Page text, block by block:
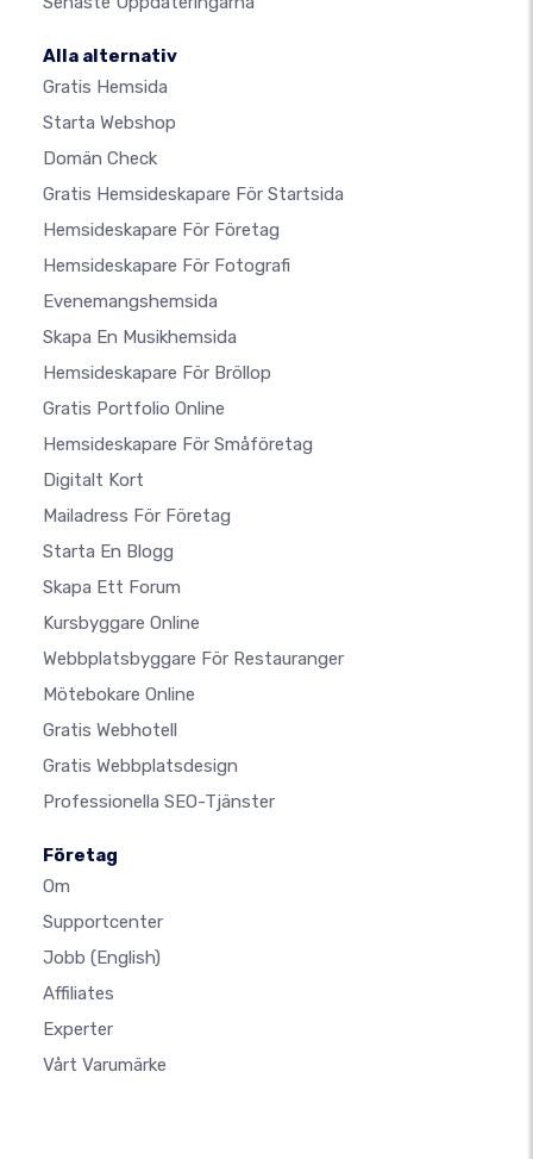
Alla alternativ
Gratis Hemsida
Starta Webshop
Domän Check
Gratis Hemsideskapare För Startsida
Hemsideskapare För Företag
Hemsideskapare För Fotografi
Evenemangshemsida
Skapa En Musikhemsida
Hemsideskapare För Bröllop
Gratis Portfolio Online
Hemsideskapare För Småföretag
Digitalt Kort
Mailadress För Företag
Starta En Blogg
Skapa Ett Forum
Kursbyggare Online
Webbplatsbyggare För Restauranger
Mötebokare Online
Gratis Webhotell
Gratis Webbplatsdesign
Professionella SEO-Tjänster
Företag
Om
Supportcenter
Jobb (English)
Affiliates
Experter
Vårt Varumärke